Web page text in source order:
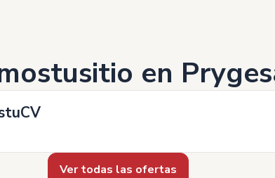
en
Ver todas las ofertas